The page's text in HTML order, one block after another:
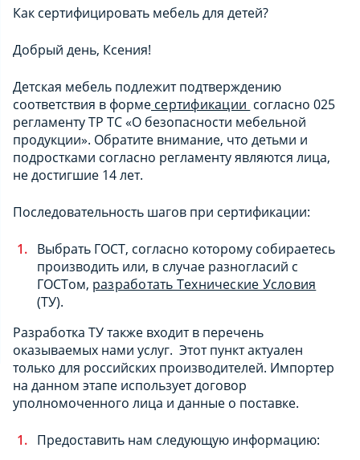
Как сертифицировать мебель для детей?
Добрый день, Ксения!
Детская мебель подлежит подтверждению
соответствия в форме сертификации согласно 025
регламенту ТР ТС «О безопасности мебельной
продукции». Обратите внимание, что детьми и
подростками согласно регламенту являются лица,
не достигшие 14 лет.
Последовательность шагов при сертификации:
Выбрать ГОСТ, согласно которому собираетесь
производить или, в случае разногласий с
ГОСТом, разработать Технические Условия
(ТУ).
Разработка ТУ также входит в перечень
оказываемых нами услуг. Этот пункт актуален
только для российских производителей. Импортер
на данном этапе использует договор
уполномоченного лица и данные о поставке.
Предоставить нам следующую информацию: